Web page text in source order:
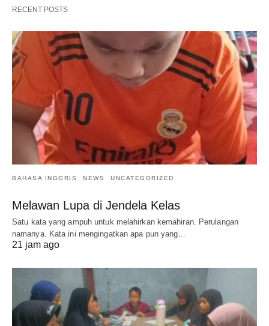
RECENT POSTS
BAHASA INGGRIS NEWS UNCATEGORIZED
Melawan Lupa di Jendela Kelas
Satu kata yang ampuh untuk melahirkan kemahiran. Perulangan
namanya. Kata ini mengingatkan apa pun yang…
21 jam ago